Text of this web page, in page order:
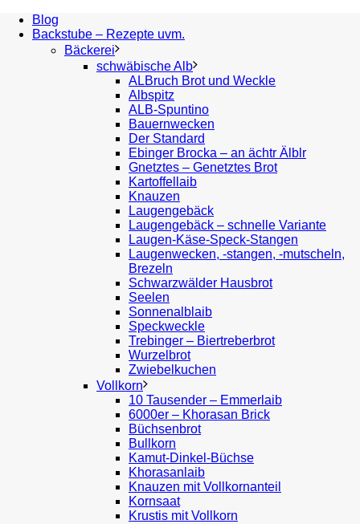
Blog
Backstube – Rezepte uvm.
Bäckerei
schwäbische Alb
ALBruch Brot und Weckle
Albspitz
ALB-Spuntino
Bauernwecken
Der Standard
Ebinger Brocka – an ächtr Älblr
Gnetztes – Genetztes Brot
Kartoffellaib
Knauzen
Laugengebäck
Laugengebäck – schnelle Variante
Laugen-Käse-Speck-Stangen
Laugenwecken, -stangen, -mutscheln,
Brezeln
Schwarzwälder Hausbrot
Seelen
Sonnenalblaib
Speckweckle
Trebinger – Biertreberbrot
Wurzelbrot
Zwiebelkuchen
Vollkorn
10 Tausender – Emmerlaib
6000er – Khorasan Brick
Büchsenbrot
Bullkorn
Kamut-Dinkel-Büchse
Khorasanlaib
Knauzen mit Vollkornanteil
Kornsaat
Krustis mit Vollkorn